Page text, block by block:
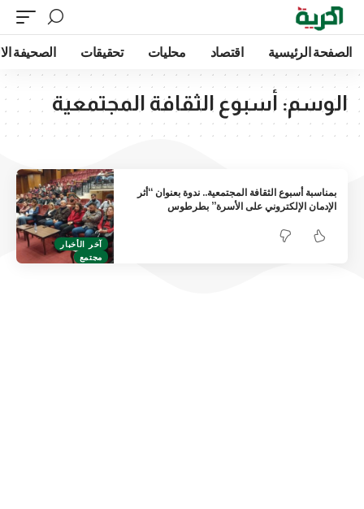
الصفحة الرئيسية اقتصاد محليات تحقيقات الصحيفة
الوسم: أسبوع الثقافة المجتمعية
آخر الأخبار
مجتمع
بمناسبة أسبوع الثقافة المجتمعية.. ندوة بعنوان “أثر
الإدمان الإلكتروني على الأسرة” بطرطوس